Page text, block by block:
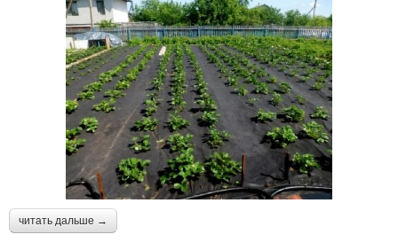
читать дальше →